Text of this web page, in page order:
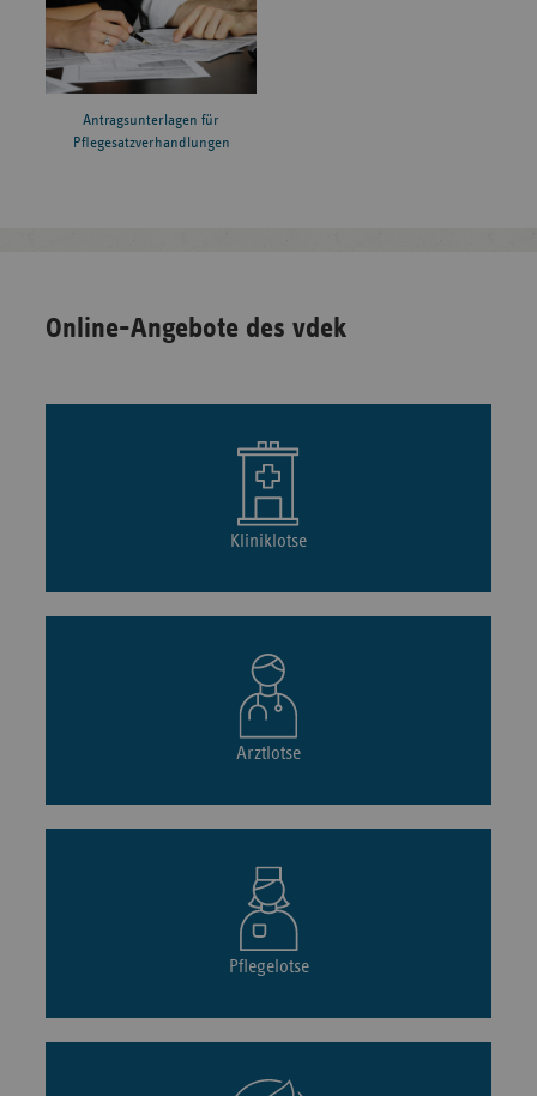
Antragsunterlagen für
Pflegesatzverhandlungen
Online-Angebote des vdek
Kliniklotse
Arztlotse
Pflegelotse